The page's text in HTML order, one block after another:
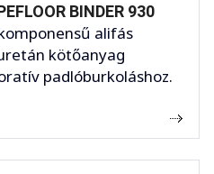
BINDER 930
alifás
kötőanyag
padlóburkoláshoz.